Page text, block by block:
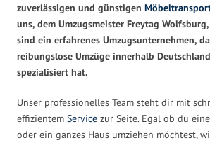
zuverlässigen und günstigen
uns, dem Umzugsmeister Freytag
sind ein erfahrenes Umzugsunternehmen,
reibungslose Umzüge innerhalb
spezialisiert hat.
Unser professionelles Team steht dir mit
effizientem Service zur Seite. Egal ob du
oder ein ganzes Haus umziehen möchtest,